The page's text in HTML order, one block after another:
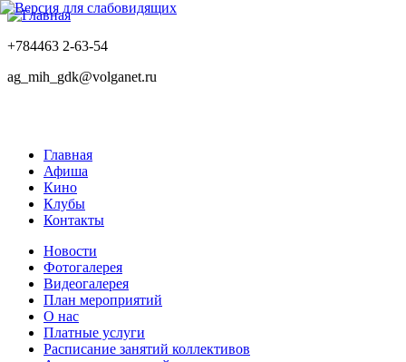
+784463 2-63-54
ag_mih_gdk@volganet.ru
Главная
Афиша
Кино
Клубы
Контакты
Новости
Фотогалерея
Видеогалерея
План мероприятий
О нас
Платные услуги
Расписание занятий коллективов